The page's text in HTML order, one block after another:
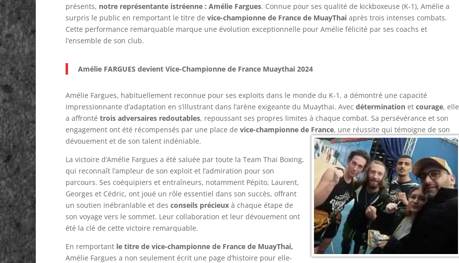
présents, notre représentante istréenne : Amélie Fargues. Connue pour ses qualité de kickboxeuse (K-1), Amélie a
surpris le public en remportant le titre de vice-championne de France de MuayThai après trois intenses combats.
Cette performance remarquable marque une évolution exceptionnelle pour Amélie félicité par ses coachs et
l’ensemble de son club.
Amélie FARGUES devient Vice-Championne de France Muaythai 2024
Amélie Fargues, habituellement reconnue pour ses exploits dans le monde du K-1, a démontré une capacité
impressionnante d’adaptation en s’illustrant dans l’arène exigeante du Muaythai. Avec détermination et courage, elle
a affronté trois adversaires redoutables, repoussant ses propres limites à chaque combat. Sa persévérance et son
engagement ont été récompensés par une place de vice-championne de France, une réussite qui témoigne de son
dévouement et de son talent indéniable.
La victoire d’Amélie Fargues a été saluée par toute la Team Thai Boxing,
qui reconnaît l’ampleur de son exploit et l’admiration pour son
parcours. Ses coéquipiers et entraîneurs, notamment Pépito, Laurent,
Georges et Cédric, ont joué un rôle essentiel dans son succès, offrant
un soutien inébranlable et des conseils précieux à chaque étape de
son voyage vers le sommet. Leur collaboration et leur dévouement ont
été la clé de cette victoire remarquable.
En remportant le titre de vice-championne de France de MuayThai,
Amélie Fargues a non seulement écrit une page d’histoire pour elle-